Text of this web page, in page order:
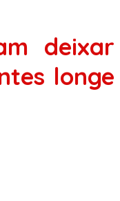
deixar
longe